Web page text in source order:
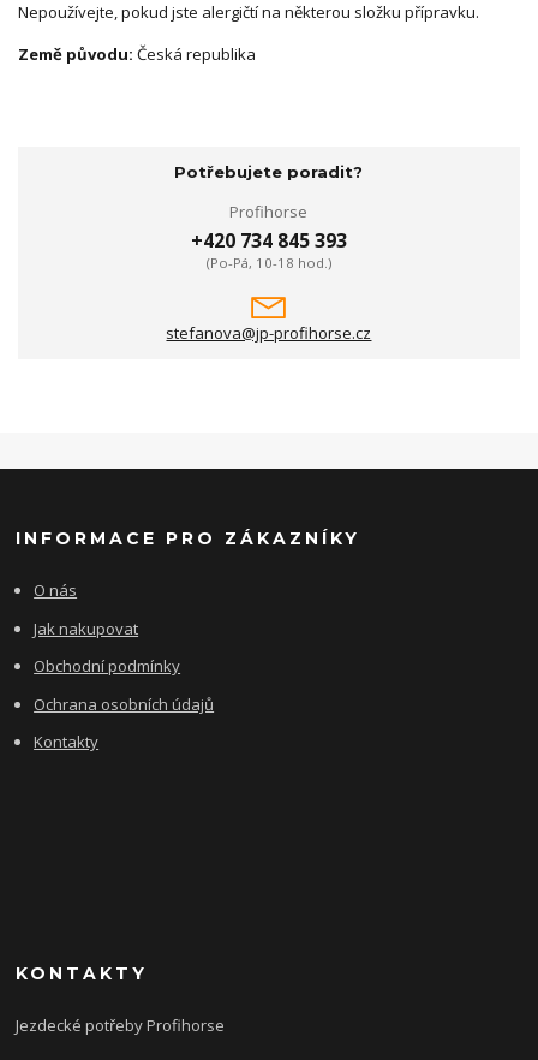
Nepoužívejte, pokud jste alergičtí na některou složku přípravku.
Země původu: Česká republika
Potřebujete poradit?
Profihorse
+420 734 845 393
(Po-Pá, 10-18 hod.)
stefanova@jp-profihorse.cz
INFORMACE PRO ZÁKAZNÍKY
O nás
Jak nakupovat
Obchodní podmínky
Ochrana osobních údajů
Kontakty
KONTAKTY
Jezdecké potřeby Profihorse